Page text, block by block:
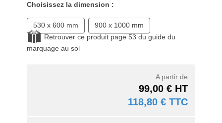
Choisissez la dimension :
530 x 600 mm
900 x 1000 mm
Retrouver ce produit page 53 du guide du
marquage au sol
A partir de
99,00 € HT
118,80 € TTC